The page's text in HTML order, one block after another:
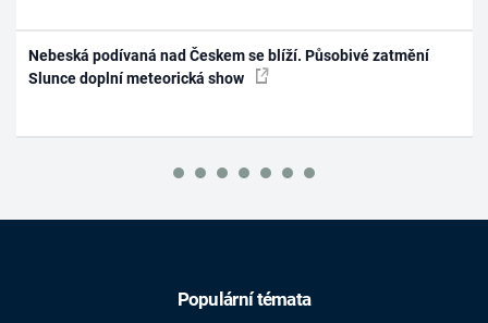
Nebeská podívaná nad Českem se blíží. Působivé zatmění
Slunce doplní meteorická show
Populární témata